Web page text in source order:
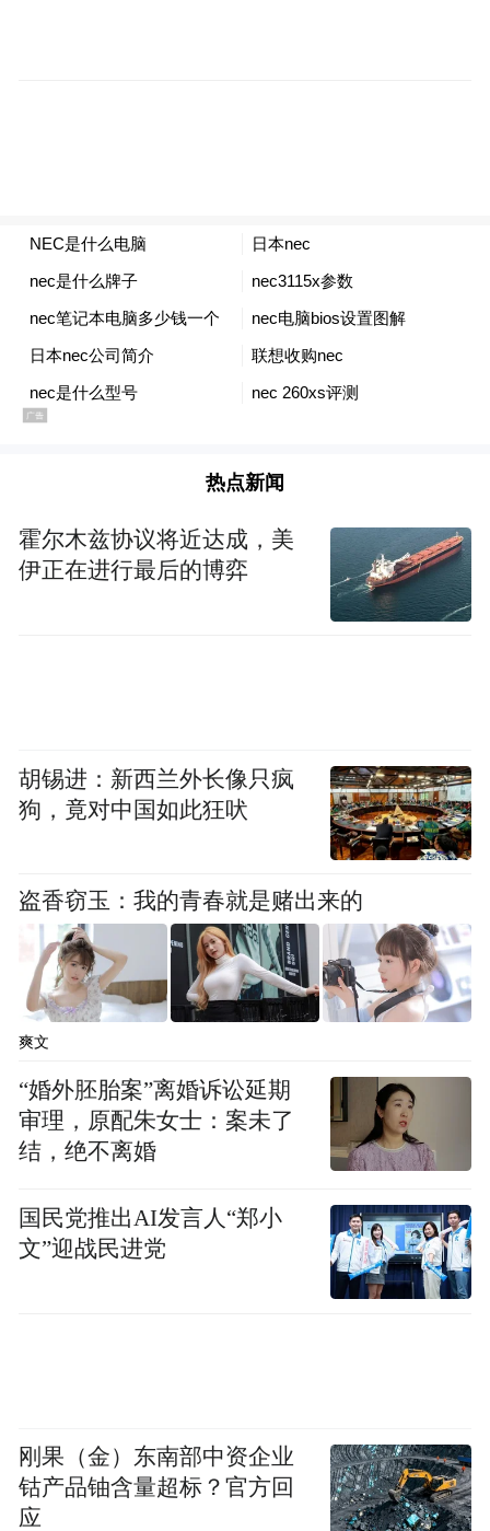
排名,网站就要随时保持内容更新,且网站内容
的质量度要高,内容要有新鲜感,要杜绝抄袭、
复制,这样的文章内容才更加利于优化,且可以
给网站带来更多的用户流量群体,所以,保持定
期更新优质的内容是做好优化网站的重要影
外链为皇,对网站SEO的影响是比较大的,而今
做网站关键词优化要想能够在搜索引擎中获
好外链发布外,还需要做好同行之间的友链交
换,把同行的人流量也一并收入囊中。
四、做好关键词的布局
优化网站离不开合理的布局,其中关键词的布
局显得格外重要。所以,在优化网站中,关键词
需要做到合理,不得出现堆积、生硬插入等情
有逻辑性。
总之,做网站SEO推广的技巧有很多,同时不同
的网站推广方式,能够获得的优化效果都是有
很大的差异的,因而做企业网站关键词优化时
要仔细对你网站推广中的细节,从而确保网站
上海优化堂隶属于上海牛巨微网络科技有限
公司是全国较早一批开展搜索引擎优化服务
商,为中小企业提供专业的百度优化、Google
热点新闻
霍尔木兹协议将近达成，美
伊正在进行最后的博弈
胡锡进：新西兰外长像只疯
狗，竟对中国如此狂吠
盗香窃玉：我的青春就是赌出来的
爽文
“婚外胚胎案”离婚诉讼延期
审理，原配朱女士：案未了
结，绝不离婚
国民党推出AI发言人“郑小
文”迎战民进党
刚果（金）东南部中资企业
钴产品铀含量超标？官方回
应